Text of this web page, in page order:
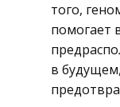
того,
помогает
в